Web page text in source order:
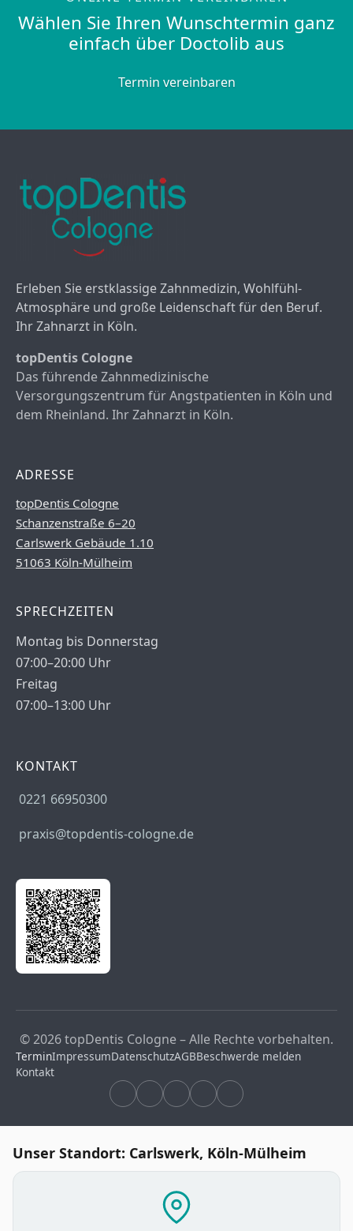
Wählen Sie Ihren Wunschtermin ganz
einfach über Doctolib aus
Termin vereinbaren
Erleben Sie erstklassige Zahnmedizin, Wohlfühl-
Atmosphäre und große Leidenschaft für den Beruf.
Ihr Zahnarzt in Köln.
topDentis Cologne
Das führende Zahnmedizinische
Versorgungszentrum für Angstpatienten in Köln und
dem Rheinland. Ihr Zahnarzt in Köln.
ADRESSE
topDentis Cologne
Schanzenstraße 6–20
Carlswerk Gebäude 1.10
51063 Köln-Mülheim
SPRECHZEITEN
Montag bis Donnerstag
07:00–20:00 Uhr
Freitag
07:00–13:00 Uhr
KONTAKT
0221 66950300
praxis@topdentis-cologne.de
© 2026 topDentis Cologne – Alle Rechte vorbehalten.
TerminImpressumDatenschutzAGBBeschwerde melden
Kontakt
Unser Standort: Carlswerk, Köln-Mülheim